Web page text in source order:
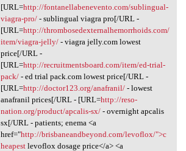
[URL=http://fontanellabenevento.com/sublingual-
viagra-pro/- sublingual viagra pro[/URL -
[URL=http://thrombosedexternalhemorrhoids.com/
item/viagra-jelly/- viagra jelly.com lowest
price[/URL -
[URL=http://recruitmentsboard.com/item/ed-trial-
pack/- ed trial pack.com lowest price[/URL -
[URL=http://doctor123.org/anafranil/- lowest
anafranil prices[/URL - [URL=http://reso-
nation.org/product/apcalis-sx/- overnight apcalis
sx[/URL - patients; enema <a
href="http://brisbaneandbeyond.com/levoflox/">c
heapestlevoflox dosage price</a> <a